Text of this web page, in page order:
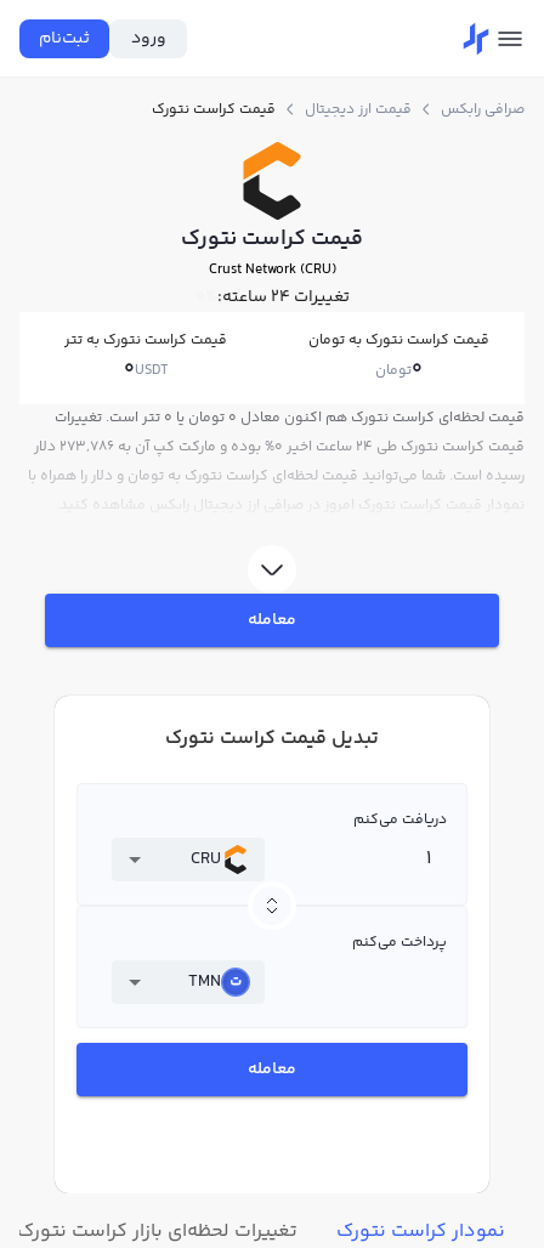
ورود ثبت‌نام
صرافی رابکس قیمت ارز دیجیتال قیمت کراست نتورک
قیمت کراست نتورک
Crust Network (CRU)
تغییرات ۲۴ ساعته: 0%
قیمت کراست نتورک به تومان
0تومان
قیمت کراست نتورک به تتر
0USDT
قیمت لحظه‌ای کراست نتورک هم اکنون معادل 0 تومان یا 0 تتر است. تغییرات
قیمت کراست نتورک طی 24 ساعت اخیر 0% بوده و مارکت کپ آن به 273,786 دلار
رسیده است. شما می‌توانید قیمت لحظه‌ای کراست نتورک به تومان و دلار را همراه با
نمودار قیمت کراست نتورک امروز در صرافی ارز دیجیتال رابکس مشاهده کنید.
معامله
تبدیل قیمت کراست نتورک
دریافت می‌کنم
CRU
پرداخت می‌کنم
TMN
معامله
نمودار کراست نتورک تغییرات لحظه‌ای بازار کراست نتورک